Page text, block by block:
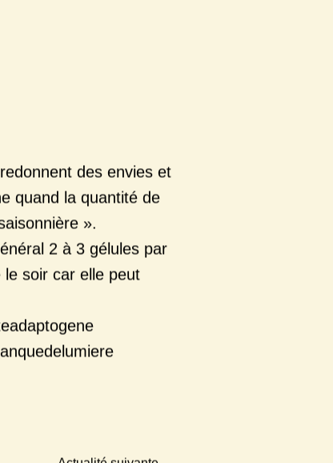
des envies et
quand la quantité de
».
2 à 3 gélules par
soir car elle peut